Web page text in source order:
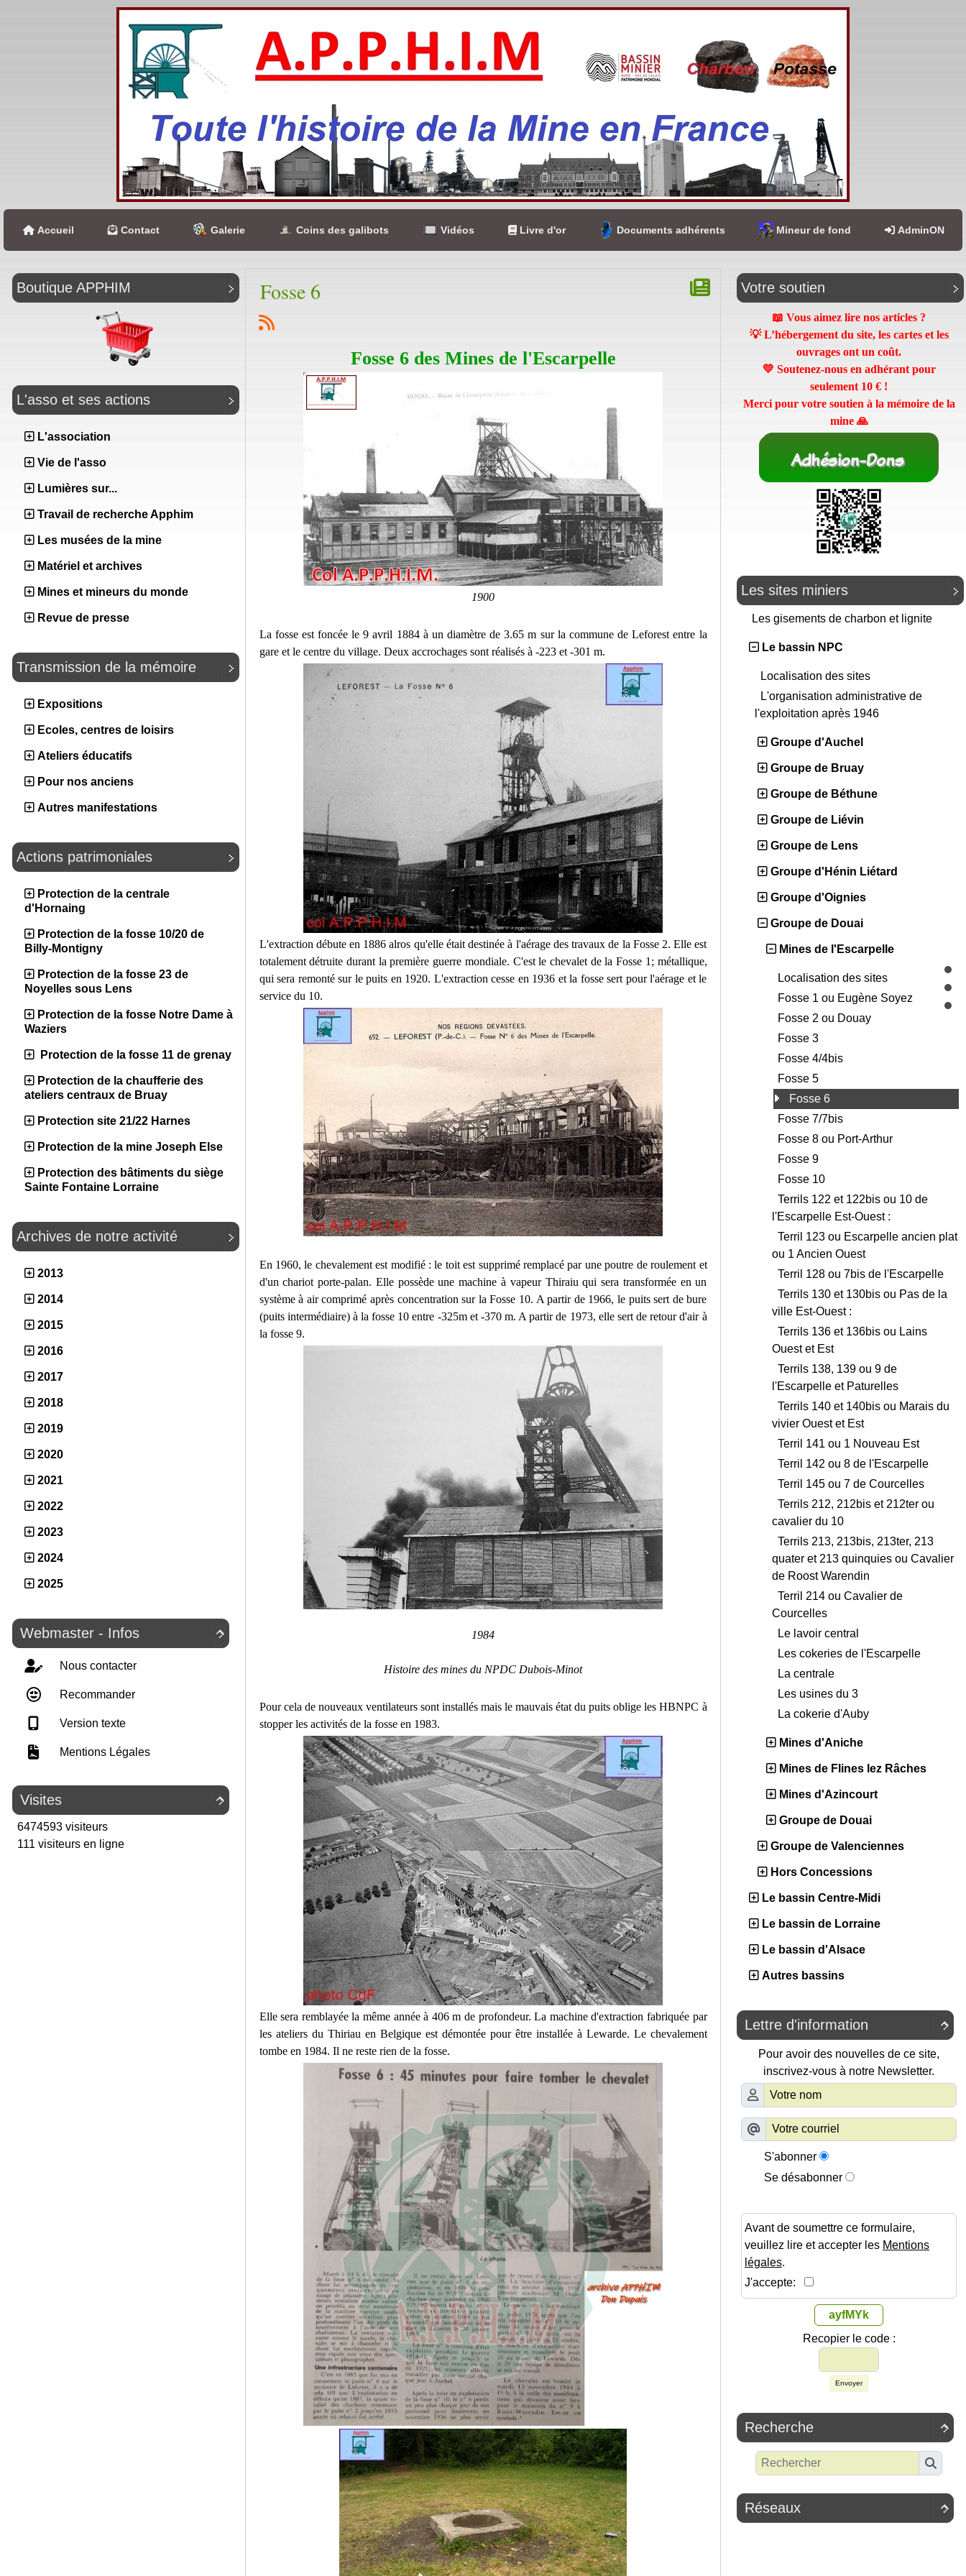
Accueil Contact Galerie Coins des galibots Vidéos Livre d'or Documents adhérents Mineur de fond AdminON
Boutique APPHIM
L'asso et ses actions
L'association
Vie de l'asso
Lumières sur...
Travail de recherche Apphim
Les musées de la mine
Matériel et archives
Mines et mineurs du monde
Revue de presse
Transmission de la mémoire
Expositions
Ecoles, centres de loisirs
Ateliers éducatifs
Pour nos anciens
Autres manifestations
Actions patrimoniales
Protection de la centrale
d'Hornaing
Protection de la fosse 10/20 de
Billy-Montigny
Protection de la fosse 23 de
Noyelles sous Lens
Protection de la fosse Notre Dame à
Waziers
Protection de la fosse 11 de grenay
Protection de la chaufferie des
ateliers centraux de Bruay
Protection site 21/22 Harnes
Protection de la mine Joseph Else
Protection des bâtiments du siège
Sainte Fontaine Lorraine
Archives de notre activité
2013
2014
2015
2016
2017
2018
2019
2020
2021
2022
2023
2024
2025

Webmaster - Infos
Nous contacter
Recommander
Version texte
Mentions Légales

Visites
6474593 visiteurs
111 visiteurs en ligne
Fosse 6
Fosse 6 des Mines de l'Escarpelle
1900
La fosse est foncée le 9 avril 1884 à un diamètre de 3.65 m sur la commune de Leforest entre la
gare et le centre du village. Deux accrochages sont réalisés à -223 et -301 m.
L'extraction débute en 1886 alros qu'elle était destinée à l'aérage des travaux de la Fosse 2. Elle est
totalement détruite durant la première guerre mondiale. C'est le chevalet de la Fosse 1; métallique,
qui sera remonté sur le puits en 1920. L'extraction cesse en 1936 et la fosse sert pour l'aérage et le
service du 10.
En 1960, le chevalement est modifié : le toit est supprimé remplacé par une poutre de roulement et
d'un chariot porte-palan. Elle possède une machine à vapeur Thiraiu qui sera transformée en un
système à air comprimé après concentration sur la Fosse 10. A partir de 1966, le puits sert de bure
(puits intermédiaire) à la fosse 10 entre -325m et -370 m. A partir de 1973, elle sert de retour d'air à
la fosse 9.
1984
Histoire des mines du NPDC Dubois-Minot
Pour cela de nouveaux ventilateurs sont installés mais le mauvais état du puits oblige les HBNPC à
stopper les activités de la fosse en 1983.
Elle sera remblayée la même année à 406 m de profondeur. La machine d'extraction fabriquée par
les ateliers du Thiriau en Belgique est démontée pour être installée à Lewarde. Le chevalement
tombe en 1984. Il ne reste rien de la fosse.
Votre soutien
📖 Vous aimez lire nos articles ?
💡 L’hébergement du site, les cartes et les
ouvrages ont un coût.
💛 Soutenez-nous en adhérant pour
seulement 10 € !
Merci pour votre soutien à la mémoire de la
mine 🙏
Les sites miniers
Les gisements de charbon et lignite
Le bassin NPC
Localisation des sites
L'organisation administrative de
l'exploitation après 1946
Groupe d'Auchel
Groupe de Bruay
Groupe de Béthune
Groupe de Liévin
Groupe de Lens
Groupe d'Hénin Liétard
Groupe d'Oignies
Groupe de Douai
Mines de l'Escarpelle
Localisation des sites
Fosse 1 ou Eugène Soyez
Fosse 2 ou Douay
Fosse 3
Fosse 4/4bis
Fosse 5
Fosse 6
Fosse 7/7bis
Fosse 8 ou Port-Arthur
Fosse 9
Fosse 10
Terrils 122 et 122bis ou 10 de
l'Escarpelle Est-Ouest :
Terril 123 ou Escarpelle ancien plat
ou 1 Ancien Ouest
Terril 128 ou 7bis de l'Escarpelle
Terrils 130 et 130bis ou Pas de la
ville Est-Ouest :
Terrils 136 et 136bis ou Lains
Ouest et Est
Terrils 138, 139 ou 9 de
l'Escarpelle et Paturelles
Terrils 140 et 140bis ou Marais du
vivier Ouest et Est
Terril 141 ou 1 Nouveau Est
Terril 142 ou 8 de l'Escarpelle
Terril 145 ou 7 de Courcelles
Terrils 212, 212bis et 212ter ou
cavalier du 10
Terrils 213, 213bis, 213ter, 213
quater et 213 quinquies ou Cavalier
de Roost Warendin
Terril 214 ou Cavalier de
Courcelles
Le lavoir central
Les cokeries de l'Escarpelle
La centrale
Les usines du 3
La cokerie d'Auby
Mines d'Aniche
Mines de Flines lez Râches
Mines d'Azincourt
Groupe de Douai
Groupe de Valenciennes
Hors Concessions
Le bassin Centre-Midi
Le bassin de Lorraine
Le bassin d'Alsace
Autres bassins

Lettre d'information
Pour avoir des nouvelles de ce site,
inscrivez-vous à notre Newsletter.
S'abonner
Se désabonner
Avant de soumettre ce formulaire,
veuillez lire et accepter les Mentions
légales.
J'accepte:
ayfMYk
Recopier le code :
Envoyer

Recherche

Réseaux